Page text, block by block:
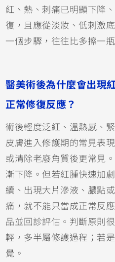
紅、熱、刺痛已明顯下降
復，且應從淡妝、低刺激
一個步驟，往往比多擦一
醫美術後為什麼會出現
正常修復反應？
術後輕度泛紅、溫熱感、
皮膚進入修護期的常見表
或清除老廢角質後更常見
漸下降。但若紅腫快速加
續、出現大片滲液、膿點
痛，就不能只當成正常反
品並回診評估。判斷原則
輕，多半屬修護過程；若
覺。